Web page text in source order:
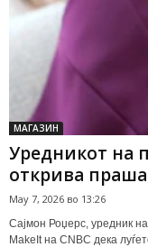
МАГАЗИН
Уредникот на
открива
May 7, 2026 во 13:26
Сајмон Роџерс, уредник
MakeIt на CNBC дека